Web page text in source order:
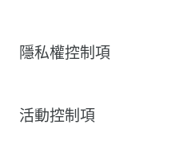
隱私權控制項
活動控制項